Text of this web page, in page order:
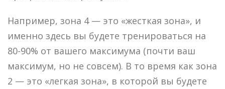
Например, зона 4 — это «жесткая зона», и
именно здесь вы будете тренироваться на
80-90% от вашего максимума (почти ваш
максимум, но не совсем). В то время как зона
2 — это «легкая зона», в которой вы будете